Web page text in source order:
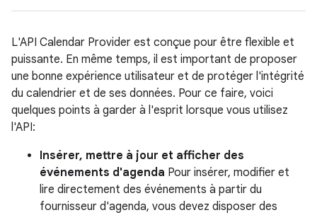
L'API Calendar Provider est conçue pour être flexible et
puissante. En même temps, il est important de proposer
une bonne expérience utilisateur et de protéger l'intégrité
du calendrier et de ses données. Pour ce faire, voici
quelques points à garder à l'esprit lorsque vous utilisez
l'API:
Insérer, mettre à jour et afficher des
événements d'agenda Pour insérer, modifier et
lire directement des événements à partir du
fournisseur d'agenda, vous devez disposer des